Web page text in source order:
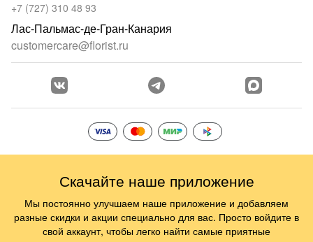
+7 (727) 310 48 93
Лас-Пальмас-де-Гран-Канария
customercare@florist.ru
Скачайте наше приложение
Мы постоянно улучшаем наше приложение и добавляем
разные скидки и акции специально для вас. Просто войдите в
свой аккаунт, чтобы легко найти самые приятные